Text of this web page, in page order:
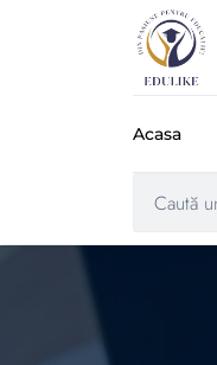
Acasa